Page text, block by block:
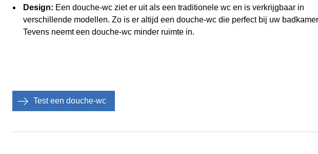
Design: Een douche-wc ziet er uit als een traditionele wc en is verkrijgbaar in
verschillende modellen. Zo is er altijd een douche-wc die perfect bij uw
Tevens neemt een douche-wc minder ruimte in.
Test een douche-wc